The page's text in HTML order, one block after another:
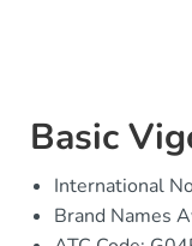
Basic
International
Brand Names